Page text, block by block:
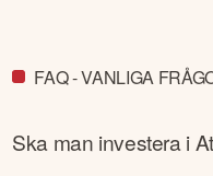
FAQ - VANLIGA
Ska man investera i